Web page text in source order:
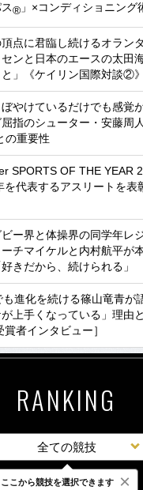
® 」×コンディショニング
点に君臨し続けるオラン
ンと日本のエースの太田
」《ケイリン国際対談②》
ぼやけているだけでも感覚
屈指のシューター・安藤周
の重要性
SPORTS OF THE YEAR
を代表するアスリートを表
ビー界と体操界の同学年レ
チマイケルと内村航平が
きだから、続けられる」
も進化を続ける篠山竜青が
上手くなっている」理由
賞者インタビュー］
RANKING
全ての競技
最新 24時間 週間
ここから競技を選択できます ×